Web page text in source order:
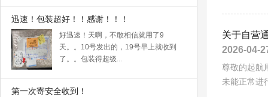
迅速！包装超好！！感谢！！！
好迅速！天啊，不敢相信就用了9
天。。10号发出的，19号早上就收到
了。。包装得超级...
第一次寄安全收到！
关于自营
2026-04-
尊敬的起航
未能正常进